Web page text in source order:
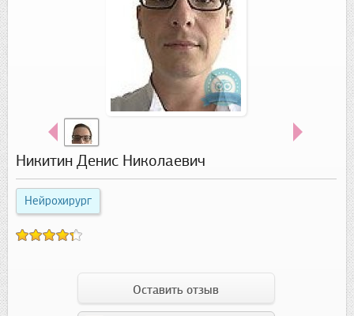
Никитин Денис Николаевич
Нейрохирург
Оставить отзыв